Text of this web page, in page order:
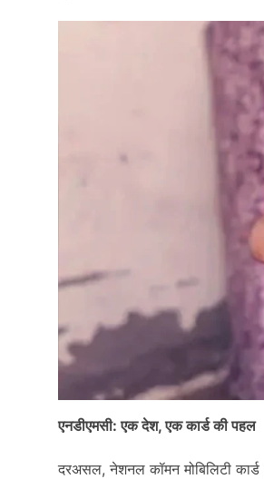
एनडीएमसी: एक देश, एक कार्ड की पहल
दरअसल, नेशनल कॉमन मोबिलिटी